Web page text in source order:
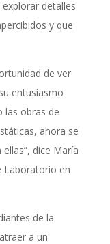
detalles
y que
de ver
entusiasmo
las obras de
ahora se
dice María
Laboratorio en
de la
a un